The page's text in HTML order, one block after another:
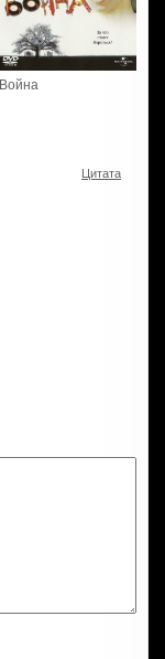
Война
Цитата